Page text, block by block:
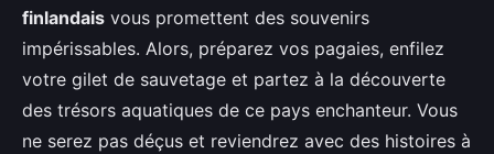
finlandais vous promettent des souvenirs
impérissables. Alors, préparez vos pagaies, enfilez
votre gilet de sauvetage et partez à la découverte
des trésors aquatiques de ce pays enchanteur. Vous
ne serez pas déçus et reviendrez avec des histoires à